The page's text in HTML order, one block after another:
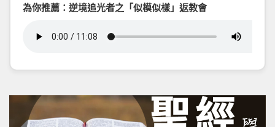
為你推薦：逆境追光者之「似模似樣」返教會